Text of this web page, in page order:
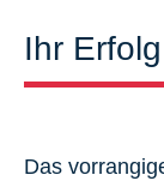
Ihr
Das